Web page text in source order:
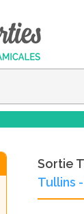
Sortie
Tullins